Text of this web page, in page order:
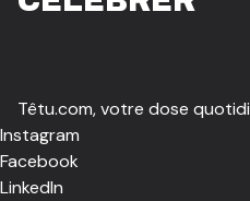
Têtu.com, votre dose
Instagram
Facebook
LinkedIn